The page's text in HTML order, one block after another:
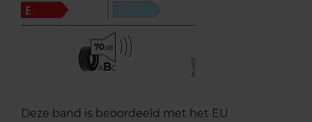
70
ABC
Deze band is beoordeeld met het EU